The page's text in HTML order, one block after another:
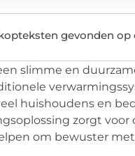
gevonden op
slimme en
huishoudens en
zorgt
om bewuster